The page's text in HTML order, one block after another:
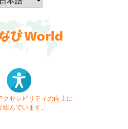
クセシビリティの向上に
組んでいます。